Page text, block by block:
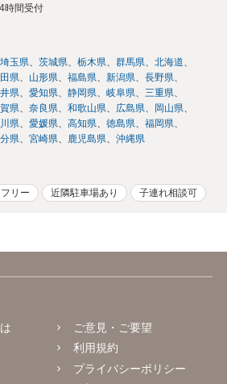
時間受付
埼玉県 茨城県 栃木県 群馬県
北海道
県 山形県 福島県 新潟県
長野県
県 愛知県 静岡県 岐阜県
三重県
県 奈良県 和歌山県 広島県
岡山県
県 愛媛県 高知県 徳島県
福岡県
県 宮崎県 鹿児島県 沖縄県
リー 近隣駐車場あり 子連れ相談可
ご意見・ご要望
利用規約
プライバシーポリシー